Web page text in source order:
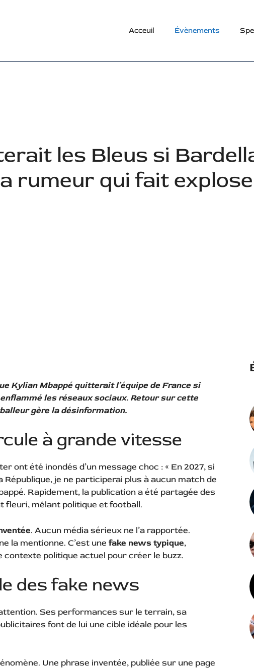
Acceuil Évènements
les Bleus si
rumeur qui fait
Kylian Mbappé quitterait l’équipe de France si
les réseaux sociaux. Retour sur cette
gère la désinformation.
à grande vitesse
ont été inondés d’un message choc : « En 2027, si
je ne participerai plus à aucun match de
Rapidement, la publication a été partagée des
fleuri, mêlant politique et football.
. Aucun média sérieux ne l’a rapportée.
la mentionne. C’est une fake news typique,
politique actuel pour créer le buzz.
des fake news
Ses performances sur le terrain, sa
font de lui une cible idéale pour les
Une phrase inventée, publiée sur une page